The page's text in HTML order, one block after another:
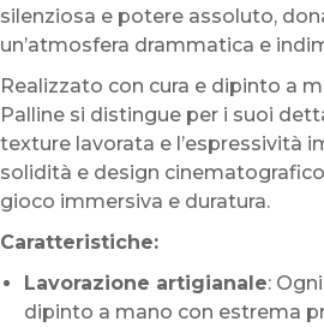
silenziosa e potere assoluto,
un’atmosfera drammatica e
Realizzato con cura e dipinto a
Palline si distingue per i suoi
texture lavorata e l’espressività
solidità e design cinematografico
gioco immersiva e duratura.
Caratteristiche:
Lavorazione artigianale:
dipinto a mano con estrema